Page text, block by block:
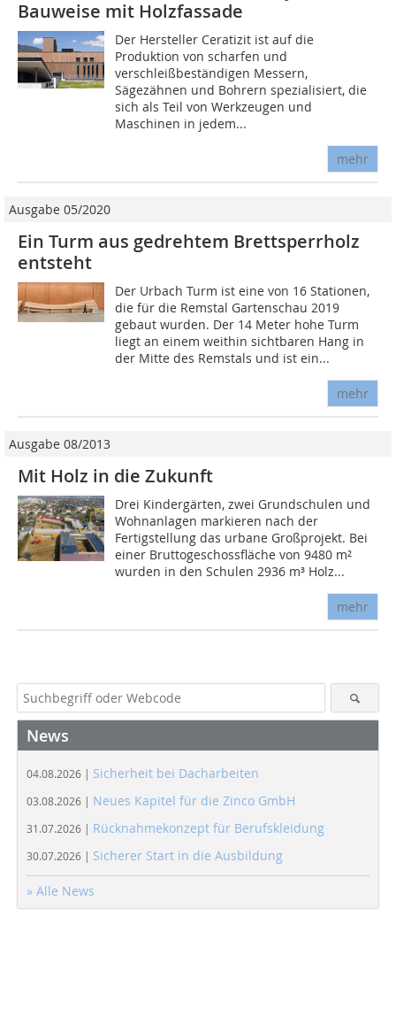
Bauweise mit Holzfassade
Der Hersteller Ceratizit ist auf die
Produktion von scharfen und
verschleißbeständigen Messern,
Sägezähnen und Bohrern spezialisiert, die
sich als Teil von Werkzeugen und
Maschinen in jedem...
mehr
Ausgabe 05/2020
Ein Turm aus gedrehtem Brettsperrholz
entsteht
Der Urbach Turm ist eine von 16 Stationen,
die für die Remstal Gartenschau 2019
gebaut wurden. Der 14 Meter hohe Turm
liegt an einem weithin sichtbaren Hang in
der Mitte des Remstals und ist ein...
mehr
Ausgabe 08/2013
Mit Holz in die Zukunft
Drei Kindergärten, zwei Grundschulen und
Wohnanlagen markieren nach der
Fertigstellung das urbane Großprojekt. Bei
einer Bruttogeschossfläche von 9480 m²
wurden in den Schulen 2936 m³ Holz...
mehr
News
04.08.2026 | Sicherheit bei Dacharbeiten
03.08.2026 | Neues Kapitel für die Zinco GmbH
31.07.2026 | Rücknahmekonzept für Berufskleidung
30.07.2026 | Sicherer Start in die Ausbildung
» Alle News